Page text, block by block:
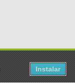
Instalar